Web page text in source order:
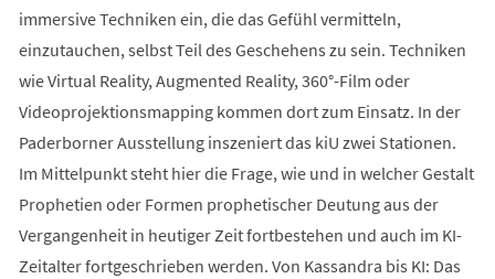
immersive Techniken ein, die das Gefühl vermitteln,
einzutauchen, selbst Teil des Geschehens zu sein. Techniken
wie Virtual Reality, Augmented Reality, 360°-Film oder
Videoprojektionsmapping kommen dort zum Einsatz. In der
Paderborner Ausstellung inszeniert das kiU zwei Stationen.
Im Mittelpunkt steht hier die Frage, wie und in welcher Gestalt
Prophetien oder Formen prophetischer Deutung aus der
Vergangenheit in heutiger Zeit fortbestehen und auch im KI-
Zeitalter fortgeschrieben werden. Von Kassandra bis KI: Das